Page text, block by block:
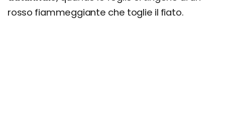
rosso fiammeggiante che toglie il fiato.